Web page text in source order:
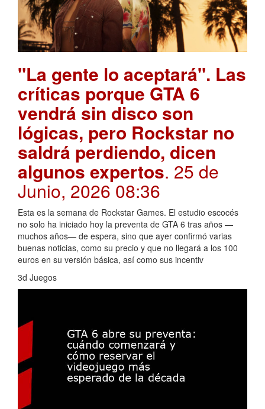
"La gente lo aceptará". Las
críticas porque GTA 6
vendrá sin disco son
lógicas, pero Rockstar no
saldrá perdiendo, dicen
algunos expertos. 25 de
Junio, 2026 08:36
Esta es la semana de Rockstar Games. El estudio escocés
no solo ha iniciado hoy la preventa de GTA 6 tras años —
muchos años— de espera, sino que ayer confirmó varias
buenas noticias, como su precio y que no llegará a los 100
euros en su versión básica, así como sus incentiv
3d Juegos